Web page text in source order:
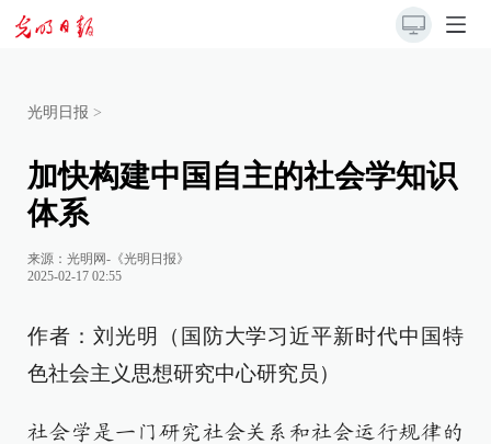
光明日报 >
加快构建中国自主的社会学知识
体系
来源： 光明网-《光明日报》
2025-02-17 02:55
作者：刘光明（国防大学习近平新时代中国特
色社会主义思想研究中心研究员）
社会学是一门研究社会关系和社会运行规律的